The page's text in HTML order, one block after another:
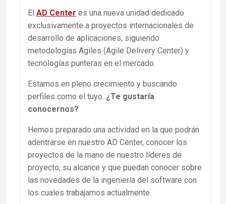
El AD Center es una nueva unidad dedicado
exclusivamente a proyectos internacionales de
desarrollo de aplicaciones, siguiendo
metodologías Agiles (Agile Delivery Center) y
tecnologías punteras en el mercado.
Estamos en pleno crecimiento y buscando
perfiles como el tuyo. ¿Te gustaría
conocernos?
Hemos preparado una actividad en la que podrán
adentrarse en nuestro AD Center, conocer los
proyectos de la mano de nuestro líderes de
proyecto, su alcance y que puedan conocer sobre
las novedades de la ingeniería del software con
los cuales trabajamos actualmente.